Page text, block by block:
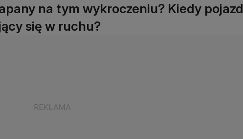
na tym wykroczeniu? Kiedy pojazd
się w ruchu?